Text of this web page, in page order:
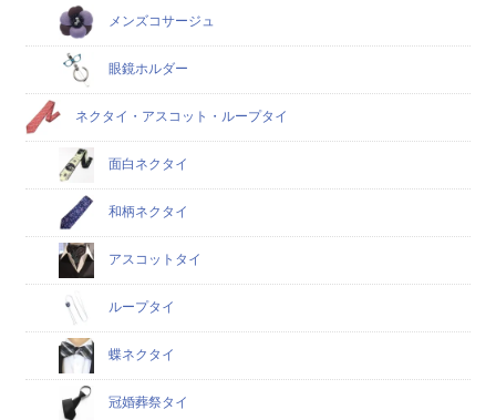
メンズコサージュ
眼鏡ホルダー
ネクタイ・アスコット・ループタイ
面白ネクタイ
和柄ネクタイ
アスコットタイ
ループタイ
蝶ネクタイ
冠婚葬祭タイ